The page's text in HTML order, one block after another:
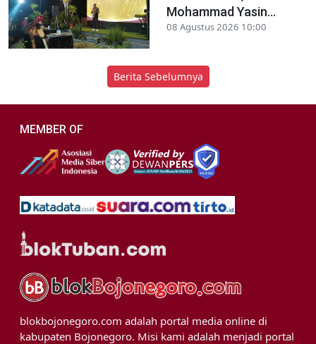
Mohammad Yasin...
08 Agustus 2026 10:00
Berita Sebelumnya
MEMBER OF
blokbojonegoro.com adalah portal media online di
kabupaten Bojonegoro. Misi kami adalah menjadi portal